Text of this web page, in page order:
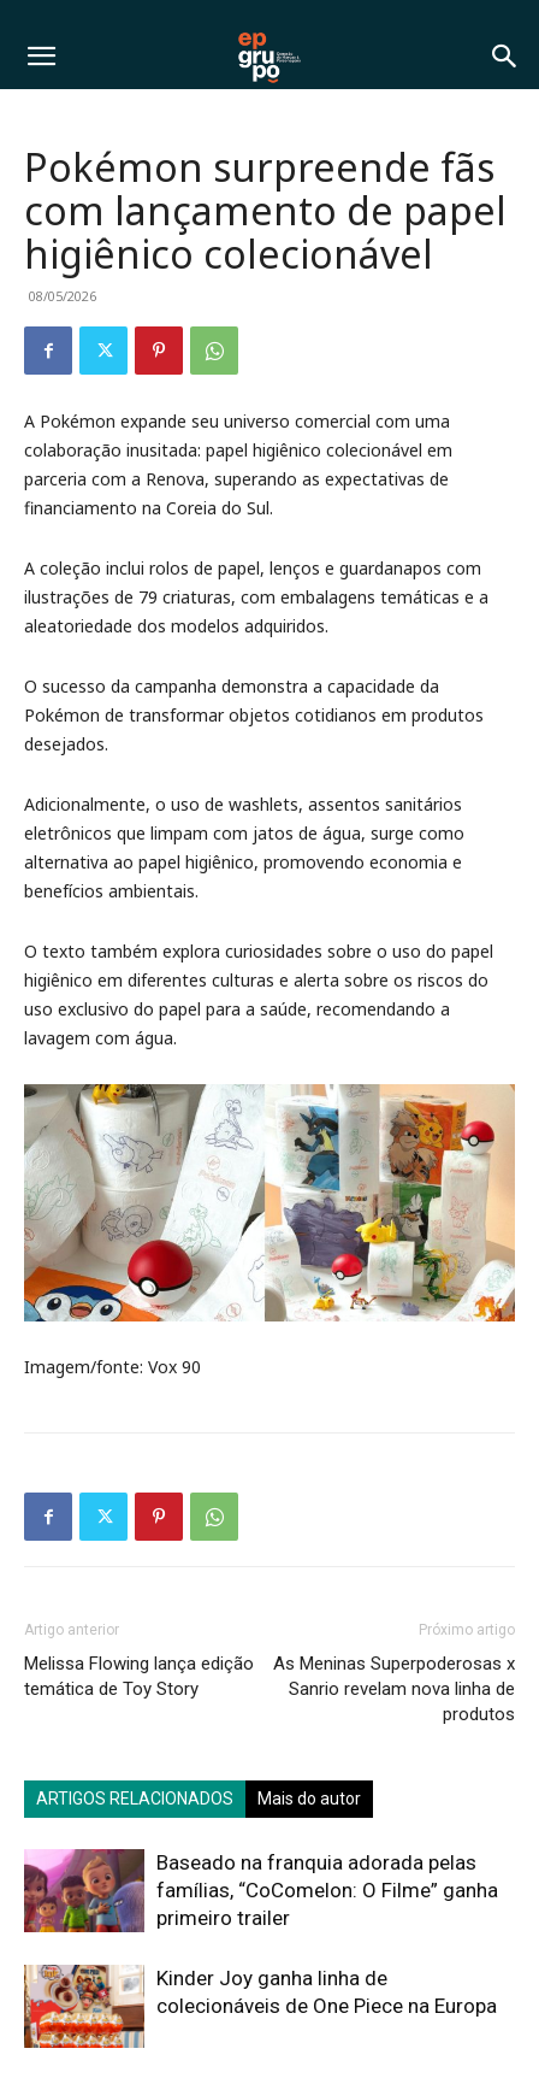
Pokémon surpreende fãs
com lançamento de papel
higiênico colecionável
08/05/2026
A Pokémon expande seu universo comercial com uma
colaboração inusitada: papel higiênico colecionável em
parceria com a Renova, superando as expectativas de
financiamento na Coreia do Sul.
A coleção inclui rolos de papel, lenços e guardanapos com
ilustrações de 79 criaturas, com embalagens temáticas e a
aleatoriedade dos modelos adquiridos.
O sucesso da campanha demonstra a capacidade da
Pokémon de transformar objetos cotidianos em produtos
desejados.
Adicionalmente, o uso de washlets, assentos sanitários
eletrônicos que limpam com jatos de água, surge como
alternativa ao papel higiênico, promovendo economia e
benefícios ambientais.
O texto também explora curiosidades sobre o uso do papel
higiênico em diferentes culturas e alerta sobre os riscos do
uso exclusivo do papel para a saúde, recomendando a
lavagem com água.
Imagem/fonte: Vox 90
Artigo anterior
Melissa Flowing lança edição
temática de Toy Story
Próximo artigo
As Meninas Superpoderosas x
Sanrio revelam nova linha de
produtos
ARTIGOS RELACIONADOS Mais do autor
Baseado na franquia adorada pelas
famílias, “CoComelon: O Filme” ganha
primeiro trailer
Kinder Joy ganha linha de
colecionáveis de One Piece na Europa